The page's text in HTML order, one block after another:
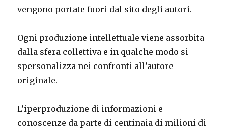
vengono portate fuori dal sito degli autori.
Ogni produzione intellettuale viene assorbita
dalla sfera collettiva e in qualche modo si
spersonalizza nei confronti all’autore
originale.
L’iperproduzione di informazioni e
conoscenze da parte di centinaia di milioni di